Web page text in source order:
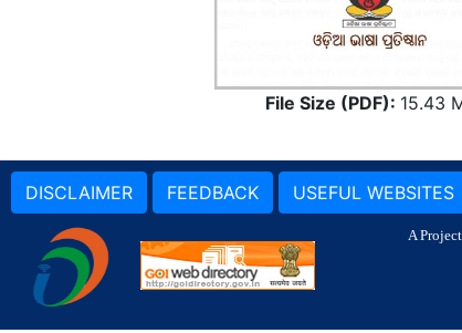
File Size (PDF): 15.43
DISCLAIMER FEEDBACK USEFUL WEBSITES
A